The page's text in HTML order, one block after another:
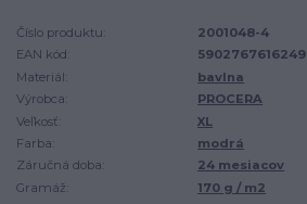
Číslo produktu:
2001048-4
EAN kód:
5902767616249
Materiál:
bavlna
Výrobca:
PROCERA
Veľkosť:
XL
Farba:
modrá
Záručná doba:
24 mesiacov
Gramáž:
170 g / m2